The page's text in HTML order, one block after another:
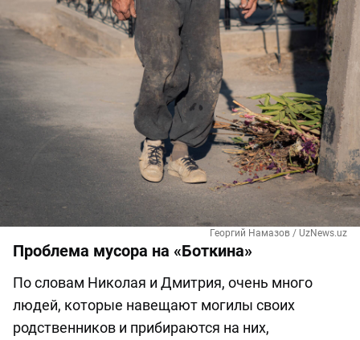
Георгий Намазов / UzNews.uz
Проблема мусора на «Боткина»
По словам Николая и Дмитрия, очень много
людей, которые навещают могилы своих
родственников и прибираются на них,